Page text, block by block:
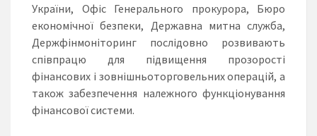
України, Офіс Генерального прокурора, Бюро
економічної безпеки, Державна митна служба,
Держфінмоніторинг послідовно розвивають
співпрацю для підвищення прозорості
фінансових і зовнішньоторговельних операцій, а
також забезпечення належного функціонування
фінансової системи.